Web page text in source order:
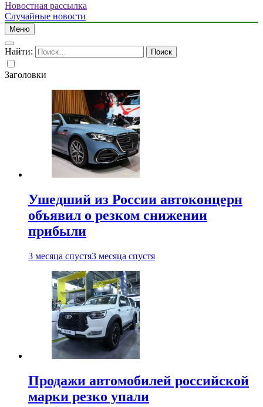
Новостная рассылка
Случайные новости
Меню
Найти:
Заголовки
Ушедший из России автоконцерн
объявил о резком снижении
прибыли
3 месяца спустя3 месяца спустя
Продажи автомобилей российской
марки резко упали